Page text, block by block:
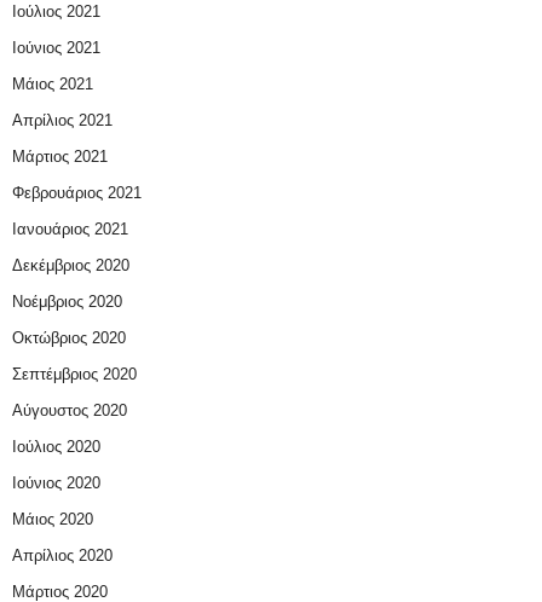
Ιούλιος 2021
Ιούνιος 2021
Μάιος 2021
Απρίλιος 2021
Μάρτιος 2021
Φεβρουάριος 2021
Ιανουάριος 2021
Δεκέμβριος 2020
Νοέμβριος 2020
Οκτώβριος 2020
Σεπτέμβριος 2020
Αύγουστος 2020
Ιούλιος 2020
Ιούνιος 2020
Μάιος 2020
Απρίλιος 2020
Μάρτιος 2020